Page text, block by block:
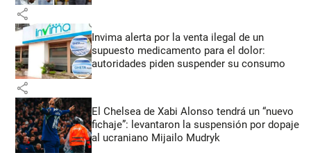
share
Invima alerta por la venta ilegal de un
supuesto medicamento para el dolor:
autoridades piden suspender su consumo
share
El Chelsea de Xabi Alonso tendrá un “nuevo
fichaje”: levantaron la suspensión por dopaje
al ucraniano Mijailo Mudryk